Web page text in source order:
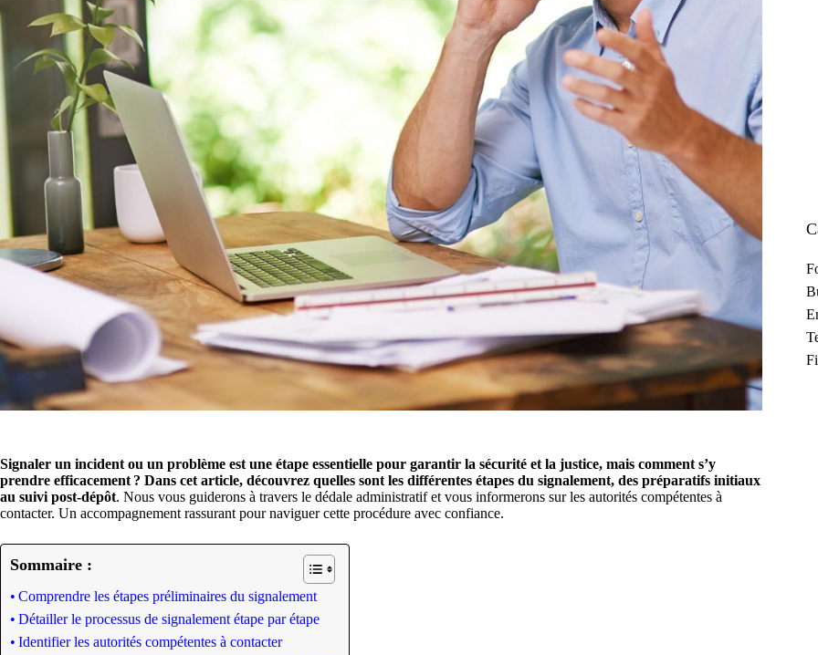
Signaler un incident ou un problème est une étape essentielle pour garantir la sécurité et la justice, mais comment s’y
prendre efficacement ? Dans cet article, découvrez quelles sont les différentes étapes du signalement, des préparatifs initiaux
au suivi post-dépôt. Nous vous guiderons à travers le dédale administratif et vous informerons sur les autorités compétentes à
contacter. Un accompagnement rassurant pour naviguer cette procédure avec confiance.
Sommaire :
Comprendre les étapes préliminaires du signalement
Détailler le processus de signalement étape par étape
Identifier les autorités compétentes à contacter